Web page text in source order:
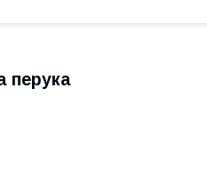
перука